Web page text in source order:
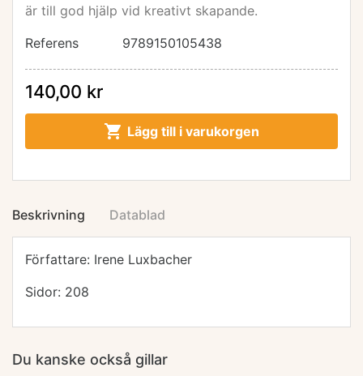
är till god hjälp vid kreativt skapande.
Referens
9789150105438
140,00 kr
 Lägg till i varukorgen
Beskrivning Datablad
Författare: Irene Luxbacher
Sidor: 208
Du kanske också gillar